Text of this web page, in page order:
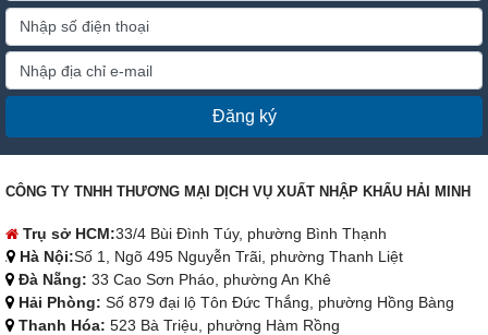
Đăng ký
CÔNG TY TNHH THƯƠNG MẠI DỊCH VỤ XUẤT NHẬP KHẨU HẢI MINH
Trụ sở HCM:33/4 Bùi Đình Túy, phường Bình Thạnh
Hà Nội:Số 1, Ngõ 495 Nguyễn Trãi, phường Thanh Liệt
Đà Nẵng: 33 Cao Sơn Pháo, phường An Khê
Hải Phòng: Số 879 đại lộ Tôn Đức Thắng, phường Hồng Bàng
Thanh Hóa: 523 Bà Triệu, phường Hàm Rồng